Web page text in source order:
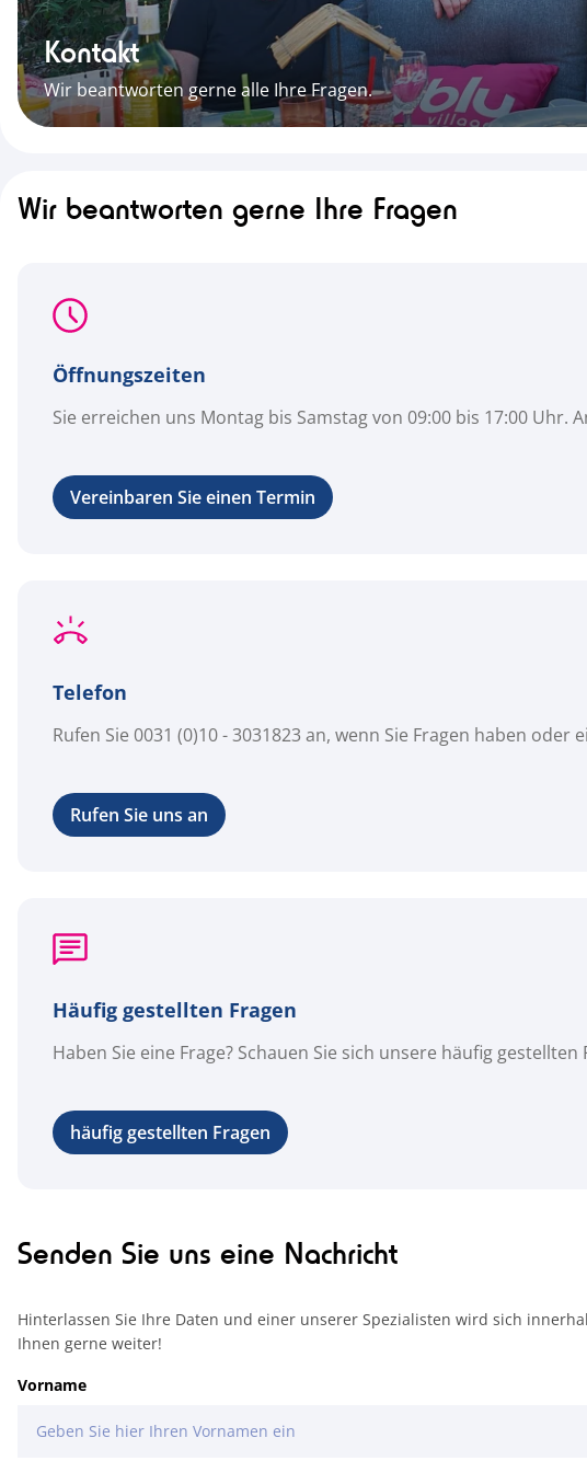
Kontakt
Wir beantworten gerne alle Ihre Fragen.
Wir beantworten gerne Ihre Fragen
Öffnungszeiten
Sie erreichen uns Montag bis Samstag von 09:00 bis 17:00 Uhr.
Vereinbaren Sie einen Termin
Telefon
Rufen Sie 0031 (0)10 - 3031823 an, wenn Sie Fragen haben
Rufen Sie uns an
Häufig gestellten Fragen
Haben Sie eine Frage? Schauen Sie sich unsere häufig
häufig gestellten Fragen
Senden Sie uns eine Nachricht
Hinterlassen Sie Ihre Daten und einer unserer Spezialisten wird sich
Ihnen gerne weiter!
Vorname